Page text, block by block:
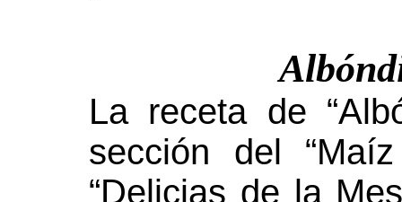
La receta de
sección del
“Delicias de la